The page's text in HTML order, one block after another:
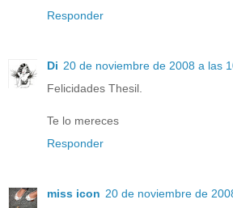
Responder
Di 20 de noviembre de 2008 a las
Felicidades Thesil.
Te lo mereces
Responder
miss icon 20 de noviembre de